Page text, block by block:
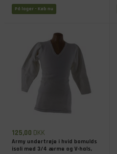
På lager - Køb nu
125,00 DKK
Army undertrøje i hvid bomulds
isoli med 3/4 ærme og V-hals,